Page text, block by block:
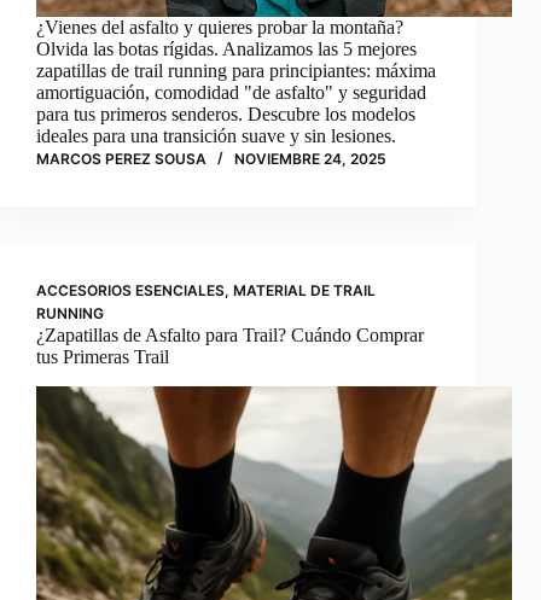
¿Vienes del asfalto y quieres probar la montaña?
Olvida las botas rígidas. Analizamos las 5 mejores
zapatillas de trail running para principiantes: máxima
amortiguación, comodidad "de asfalto" y seguridad
para tus primeros senderos. Descubre los modelos
ideales para una transición suave y sin lesiones.
MARCOS PEREZ SOUSA NOVIEMBRE 24, 2025
ACCESORIOS ESENCIALES, MATERIAL DE TRAIL
RUNNING
¿Zapatillas de Asfalto para Trail? Cuándo Comprar
tus Primeras Trail